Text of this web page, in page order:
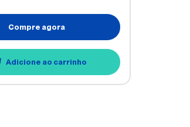
Compre agora
Adicione ao carrinho